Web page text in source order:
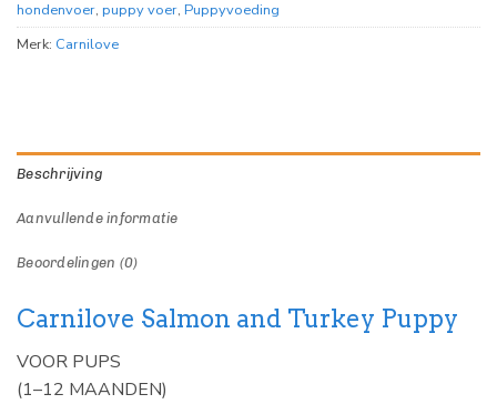
hondenvoer, puppy voer, Puppyvoeding
Merk: Carnilove
Beschrijving
Aanvullende informatie
Beoordelingen (0)
Carnilove Salmon and Turkey Puppy
VOOR PUPS
(1–12 MAANDEN)